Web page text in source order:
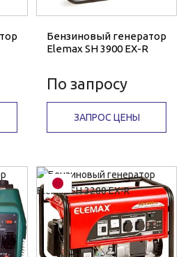
Бензиновый генератор
Elemax SH 3900 EX-R
По запросу
ЗАПРОС ЦЕНЫ